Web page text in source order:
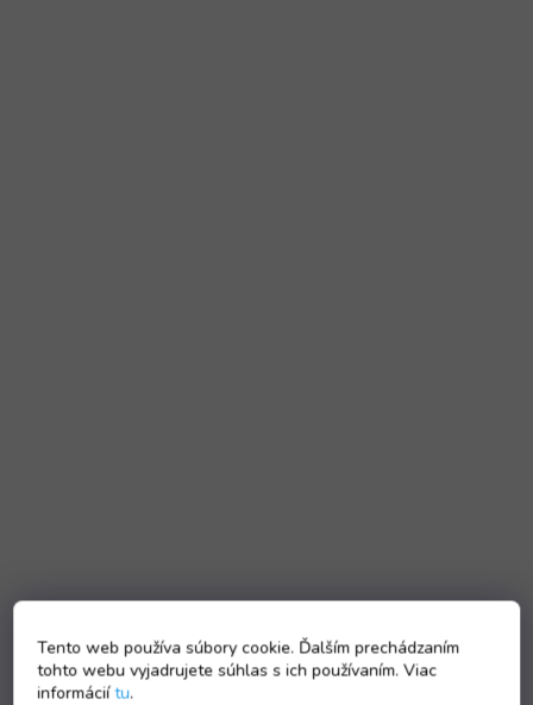
Tento web používa súbory cookie. Ďalším prechádzaním
tohto webu vyjadrujete súhlas s ich používaním. Viac
informáciítu.